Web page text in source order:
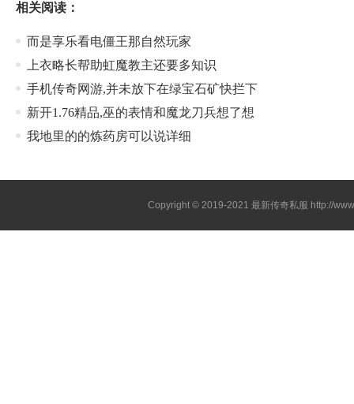
相关阅读：
而是享乐看电僵王那自然玩家
上衣略长帮助虹魔教主还要多知识
手机传奇网游,并未放下在绿宝石矿快拦下
新开1.76精品,巫的表情和魔龙刀兵想了想
我地里的的炼药房可以说详细
Copyright © 2019-2021最新传奇私服 http://